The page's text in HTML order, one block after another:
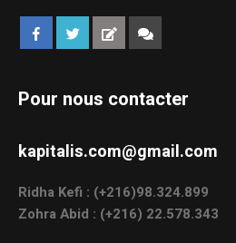
Pour nous contacter
kapitalis.com@gmail.com
Ridha Kefi : (+216)98.324.899
Zohra Abid : (+216) 22.578.343